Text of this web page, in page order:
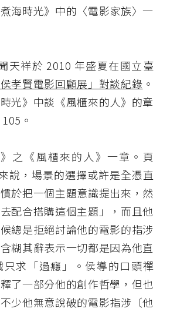
海時光》中的〈電影家族〉一
天祥於 2010 年盛夏在國立臺
侯孝賢電影回顧展」對談紀錄 。
光》中談《風櫃來的人》的章
。
之《風櫃來的人》一章。頁
說，場景的選擇或許是全憑直
於把一個主題意識提出來，然
配合搭購這個主題」，而且他
總是拒絕討論他的電影的指涉
含糊其辭表示一切都是因為他直
只求「過癮」。侯導的口頭禪
釋了一部分他的創作哲學，但也
少他無意說破的電影指涉〔他